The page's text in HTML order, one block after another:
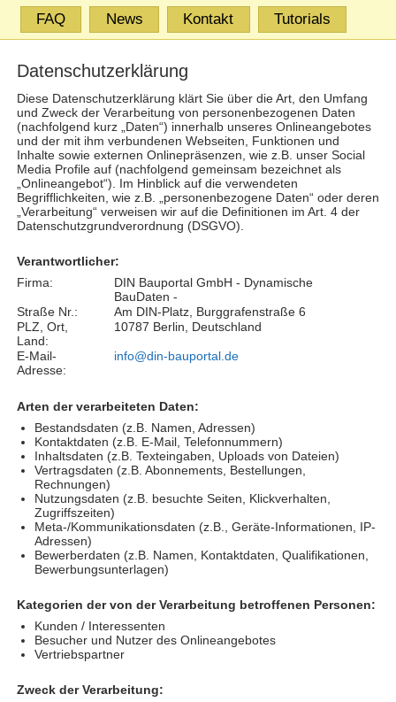
FAQ News Kontakt Tutorials
Datenschutzerklärung
Diese Datenschutzerklärung klärt Sie über die Art, den Umfang
und Zweck der Verarbeitung von personenbezogenen Daten
(nachfolgend kurz „Daten“) innerhalb unseres Onlineangebotes
und der mit ihm verbundenen Webseiten, Funktionen und
Inhalte sowie externen Onlinepräsenzen, wie z.B. unser Social
Media Profile auf (nachfolgend gemeinsam bezeichnet als
„Onlineangebot“). Im Hinblick auf die verwendeten
Begrifflichkeiten, wie z.B. „personenbezogene Daten“ oder deren
„Verarbeitung“ verweisen wir auf die Definitionen im Art. 4 der
Datenschutzgrundverordnung (DSGVO).
Verantwortlicher:
Firma:
DIN Bauportal GmbH - Dynamische
BauDaten -
Straße Nr.:
Am DIN-Platz, Burggrafenstraße 6
PLZ, Ort,
Land:
10787 Berlin, Deutschland
E-Mail-
Adresse:
info@din-bauportal.de
Arten der verarbeiteten Daten:
Bestandsdaten (z.B. Namen, Adressen)
Kontaktdaten (z.B. E-Mail, Telefonnummern)
Inhaltsdaten (z.B. Texteingaben, Uploads von Dateien)
Vertragsdaten (z.B. Abonnements, Bestellungen,
Rechnungen)
Nutzungsdaten (z.B. besuchte Seiten, Klickverhalten,
Zugriffszeiten)
Meta-/Kommunikationsdaten (z.B., Geräte-Informationen, IP-
Adressen)
Bewerberdaten (z.B. Namen, Kontaktdaten, Qualifikationen,
Bewerbungsunterlagen)
Kategorien der von der Verarbeitung betroffenen Personen:
Kunden / Interessenten
Besucher und Nutzer des Onlineangebotes
Vertriebspartner
Zweck der Verarbeitung: